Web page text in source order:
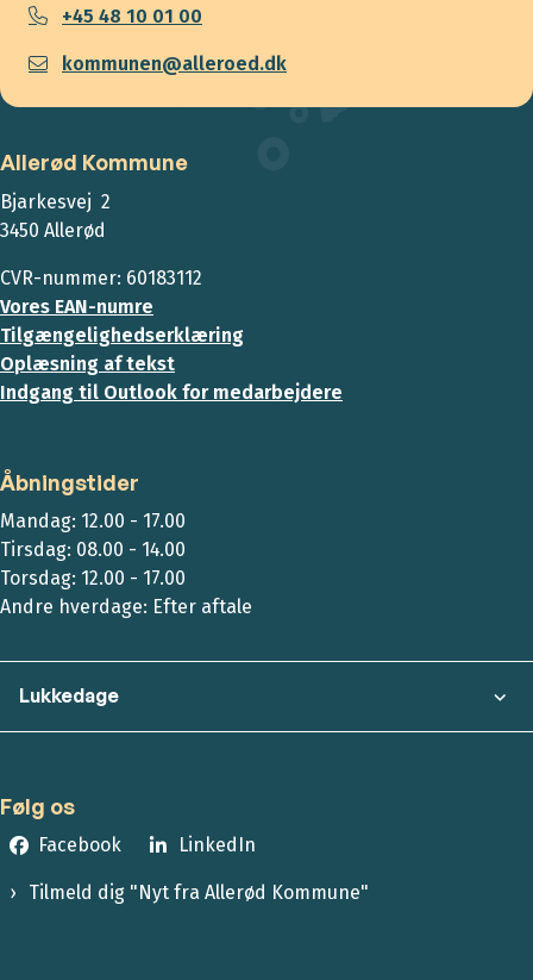
+45 48 10 01 00
kommunen@alleroed.dk
Allerød Kommune
Bjarkesvej 2
3450 Allerød
CVR-nummer: 60183112
Vores EAN-numre
Tilgængelighedserklæring
Oplæsning af tekst
Indgang til Outlook for medarbejdere
Åbningstider
Mandag: 12.00 - 17.00
Tirsdag: 08.00 - 14.00
Torsdag: 12.00 - 17.00
Andre hverdage: Efter aftale
Lukkedage
Følg os
Facebook LinkedIn
Tilmeld dig "Nyt fra Allerød Kommune"